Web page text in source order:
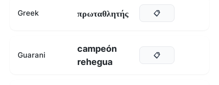
Greek πρωταθλητής 📋
Guarani
campeón
rehegua
📋